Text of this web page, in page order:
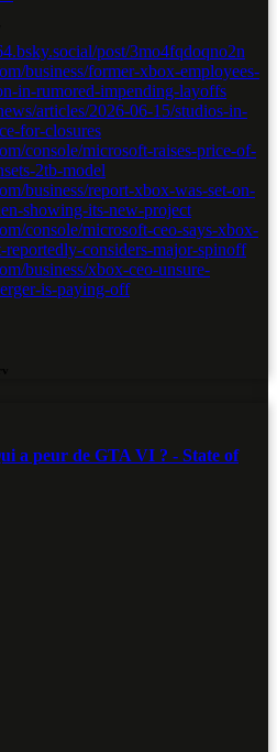
post/3mo4fqdoqno2n
business/former-xbox-employees-
in-rumored-impending-layoffs
articles/2026-06-15/studios-in-
for-closures
console/microsoft-raises-price-of-
2tb-model
business/report-xbox-was-set-on-
showing-its-new-project
console/microsoft-ceo-says-xbox-
reportedly-considers-major-spinoff
business/xbox-ceo-unsure-
is-paying-off
a peur de GTA VI ? - State of